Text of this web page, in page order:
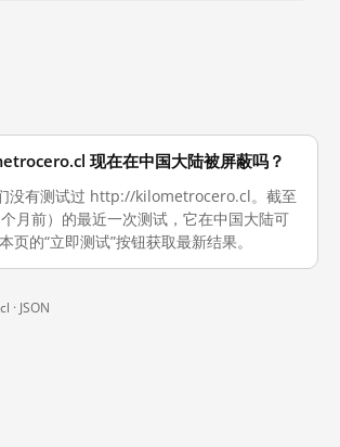
现在在中国大陆被屏蔽吗？
没有测试过 http://kilometrocero.cl。截至
月前）的最近一次测试，它在中国大陆可
页的“立即测试”按钮获取最新结果。
· JSON